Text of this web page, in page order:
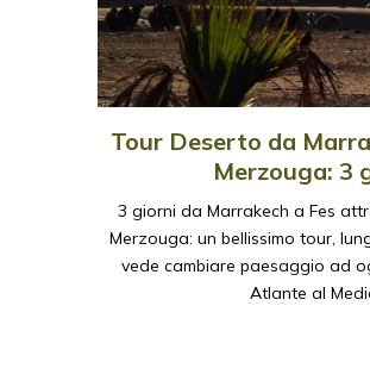
Tour Deserto da
Merzouga: 3
3 giorni da Marrakech a Fes
Merzouga: un bellissimo tour,
vede cambiare paesaggio ad
Atlante al